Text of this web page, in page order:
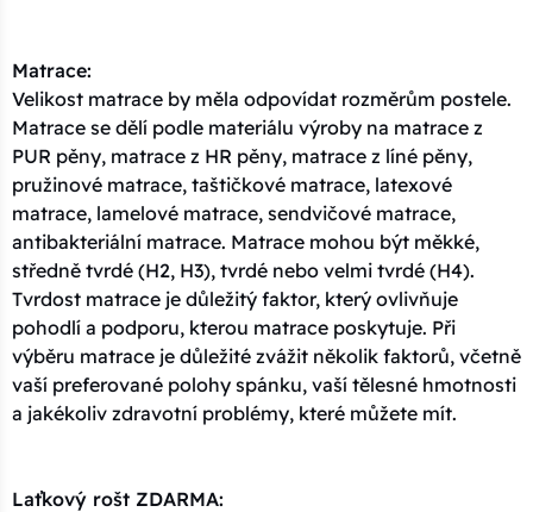
Matrace:
Velikost matrace by měla odpovídat rozměrům postele.
Matrace se dělí podle materiálu výroby na matrace z
PUR pěny, matrace z HR pěny, matrace z líné pěny,
pružinové matrace, taštičkové matrace, latexové
matrace, lamelové matrace, sendvičové matrace,
antibakteriální matrace. Matrace mohou být měkké,
středně tvrdé (H2, H3), tvrdé nebo velmi tvrdé (H4).
Tvrdost matrace je důležitý faktor, který ovlivňuje
pohodlí a podporu, kterou matrace poskytuje. Při
výběru matrace je důležité zvážit několik faktorů, včetně
vaší preferované polohy spánku, vaší tělesné hmotnosti
a jakékoliv zdravotní problémy, které můžete mít.
Laťkový rošt ZDARMA: